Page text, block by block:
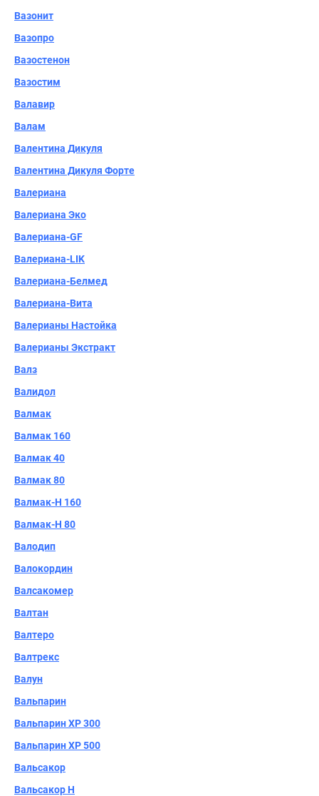
Вазонит
Вазопро
Вазостенон
Вазостим
Валавир
Валам
Валентина Дикуля
Валентина Дикуля Форте
Валериана
Валериана Эко
Валериана-GF
Валериана-LIK
Валериана-Белмед
Валериана-Вита
Валерианы Настойка
Валерианы Экстракт
Валз
Валидол
Валмак
Валмак 160
Валмак 40
Валмак 80
Валмак-Н 160
Валмак-Н 80
Валодип
Валокордин
Валсакомер
Валтан
Валтеро
Валтрекс
Валун
Вальпарин
Вальпарин XP 300
Вальпарин XP 500
Вальсакор
Вальсакор H